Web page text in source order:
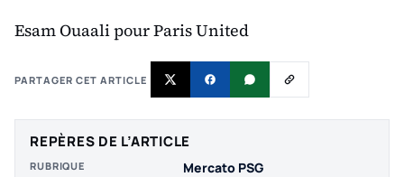
Esam Ouaali pour Paris United
PARTAGER CET ARTICLE
REPÈRES DE L’ARTICLE
RUBRIQUE Mercato PSG